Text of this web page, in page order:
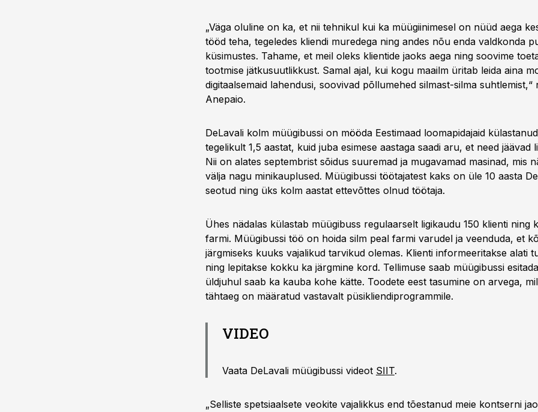
„Väga oluline on ka, et nii tehnikul kui ka müügiinimesel on nüüd aega
tööd teha, tegeledes kliendi muredega ning andes nõu enda valdkonda
küsimustes. Tahame, et meil oleks klientide jaoks aega ning soovime
tootmise jätkusuutlikkust. Samal ajal, kui kogu maailm üritab leida aina
digitaalsemaid lahendusi, soovivad põllumehed silmast-silma suhtlemist,“
Anepaio.
DeLavali kolm müügibussi on mööda Eestimaad loomapidajaid
tegelikult 1,5 aastat, kuid juba esimese aastaga saadi aru, et need jäävad
Nii on alates septembrist sõidus suuremad ja mugavamad masinad, mis
välja nagu minikauplused. Müügibussi töötajatest kaks on üle 10 aasta
seotud ning üks kolm aastat ettevõttes olnud töötaja.
Ühes nädalas külastab müügibuss regulaarselt ligikaudu 150 klienti ning
farmi. Müügibussi töö on hoida silm peal farmi varudel ja veenduda, et
järgmiseks kuuks vajalikud tarvikud olemas. Klienti informeeritakse alati
ning lepitakse kokku ka järgmine kord. Tellimuse saab müügibussi
üldjuhul saab ka kauba kohe kätte. Toodete eest tasumine on arvega,
tähtaeg on määratud vastavalt püsikliendiprogrammile.
VIDEO
Vaata DeLavali müügibussi videot SIIT.
„Selliste spetsiaalsete veokite vajalikkus end tõestanud meie kontserni